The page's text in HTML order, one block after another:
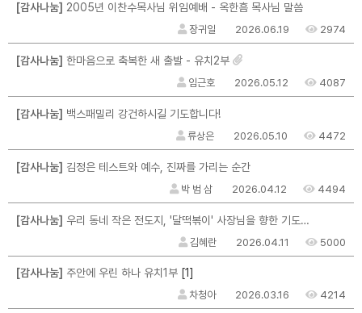
[감사나눔] 2005년 이찬수목사님 위임예배 - 옥한흠 목사님 말씀
장귀일 2026.06.19 2974
[감사나눔] 한마음으로 축복한 새 출발 - 유치2부
임근호 2026.05.12 4087
[감사나눔] 백스패밀리 강건하시길 기도합니다!
류상은 2026.05.10 4472
[감사나눔] 김정은 테스트와 예수, 진짜를 가리는 순간
박 범 삼 2026.04.12 4494
[감사나눔] 우리 동네 작은 전도지, '달떡볶이' 사장님을 향한 기도와 응원을 부탁드립니다
김혜란 2026.04.11 5000
[감사나눔] 주안에 우린 하나 유치1부 [1]
차청아 2026.03.16 4214